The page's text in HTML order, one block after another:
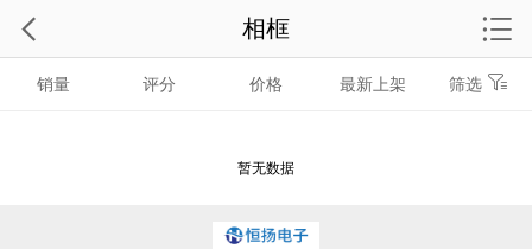
销量 评分 价格 最新上架 筛选
暂无数据
相框